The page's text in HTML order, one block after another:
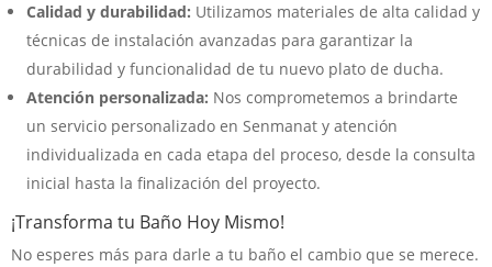
Calidad y durabilidad: Utilizamos materiales de alta calidad y
técnicas de instalación avanzadas para garantizar la
durabilidad y funcionalidad de tu nuevo plato de ducha.
Atención personalizada: Nos comprometemos a brindarte
un servicio personalizado en Senmanat y atención
individualizada en cada etapa del proceso, desde la consulta
inicial hasta la finalización del proyecto.
¡Transforma tu Baño Hoy Mismo!
No esperes más para darle a tu baño el cambio que se merece.